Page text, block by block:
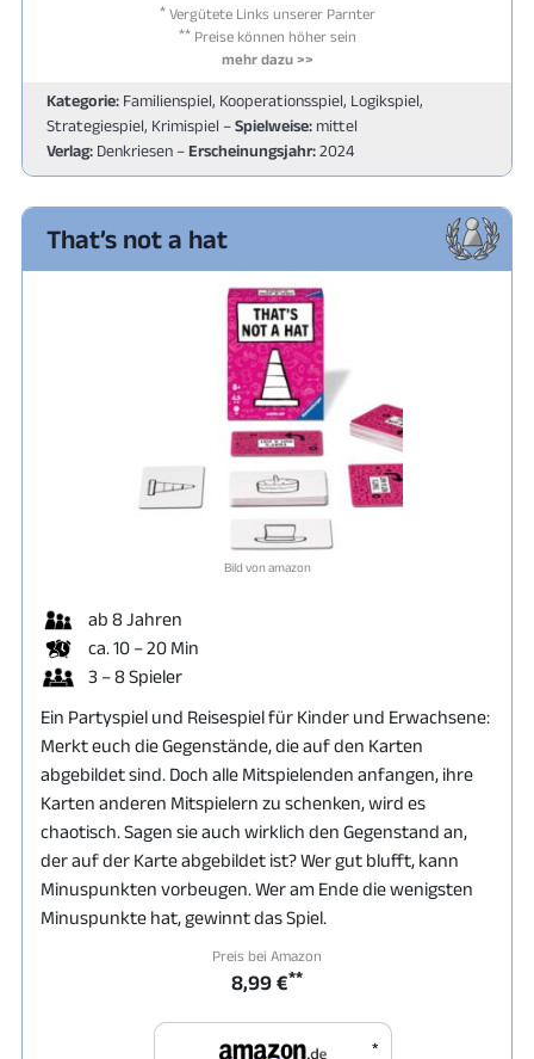
*Vergütete Links unserer Parnter
**Preise können höher sein
mehr dazu >>
Kategorie: Familienspiel, Kooperationsspiel, Logikspiel,
Strategiespiel, Krimispiel –Spielweise: mittel
Verlag: Denkriesen – Erscheinungsjahr:2024
That’s not a hat
Bild von amazon
ab 8 Jahren
ca. 10 – 20 Min
3 – 8 Spieler
Ein Partyspiel und Reisespiel für Kinder und Erwachsene:
Merkt euch die Gegenstände, die auf den Karten
abgebildet sind. Doch alle Mitspielenden anfangen, ihre
Karten anderen Mitspielern zu schenken, wird es
chaotisch. Sagen sie auch wirklich den Gegenstand an,
der auf der Karte abgebildet ist? Wer gut blufft, kann
Minuspunkten vorbeugen. Wer am Ende die wenigsten
Minuspunkte hat, gewinnt das Spiel.
Preis bei Amazon
8,99 €**
*